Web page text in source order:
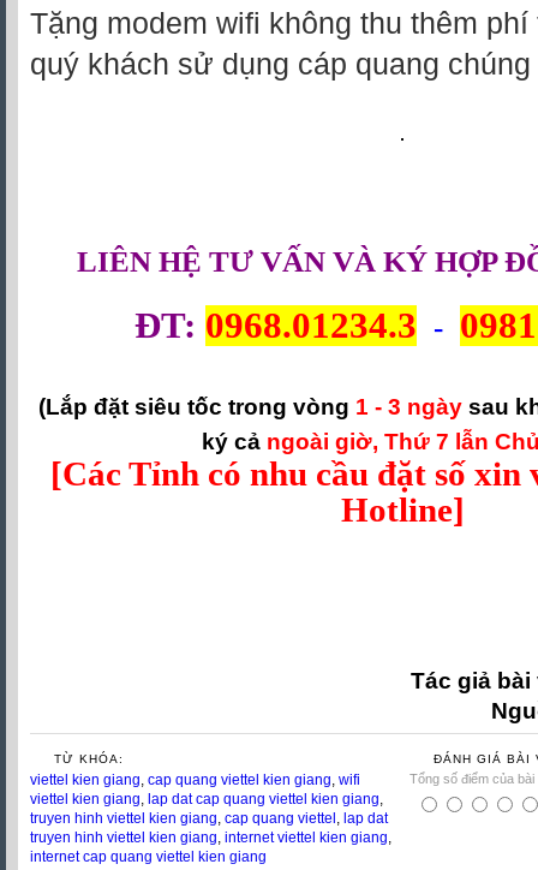
Tặng modem wifi không thu thêm
quý khách sử dụng cáp quang chúng
LIÊN HỆ TƯ VẤN VÀ KÝ HỢP
ĐT: 0968.01234.3 -
(Lắp đặt siêu tốc trong vòng 1 - 3 ngày sau
ký cả ngoài giờ, Thứ 7 lẫn
[Các Tỉnh có nhu cầu đặt số xin
Hotline]
Tác giả
TỪ KHÓA:
viettel kien giang cap quang viettel kien giang wifi
viettel kien giang lap dat cap quang viettel kien giang
truyen hinh viettel kien giang cap quang viettel lap dat
truyen hinh viettel kien giang internet viettel kien giang
internet cap quang viettel kien giang
ĐÁNH GIÁ BÀI
Tổng số điểm của